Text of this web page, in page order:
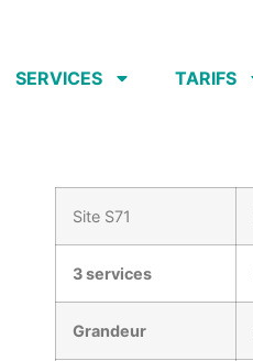
SERVICES
TARIFS
Site S71
3 services
Grandeur